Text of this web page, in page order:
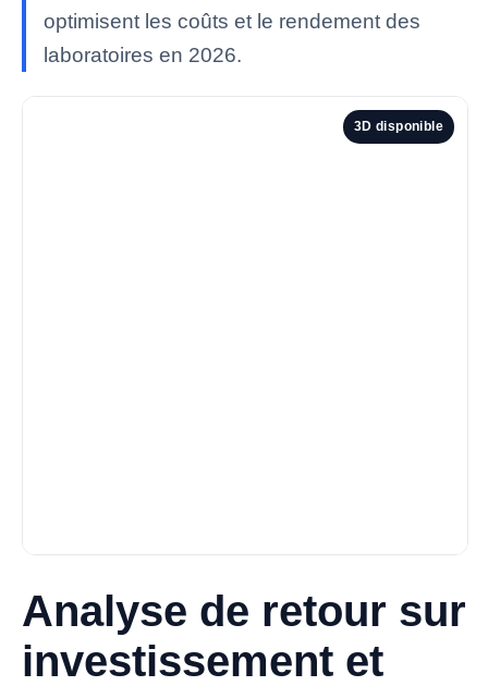
optimisent les coûts et le rendement des
laboratoires en 2026.
3D disponible
Analyse de retour sur
investissement et